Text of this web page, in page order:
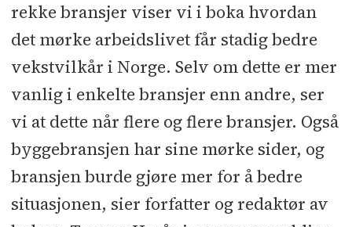
rekke bransjer viser vi i boka hvordan
det mørke arbeidslivet får stadig bedre
vekstvilkår i Norge. Selv om dette er mer
vanlig i enkelte bransjer enn andre, ser
vi at dette når flere og flere bransjer. Også
byggebransjen har sine mørke sider, og
bransjen burde gjøre mer for å bedre
situasjonen, sier forfatter og redaktør av